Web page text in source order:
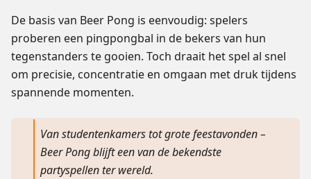
De basis van Beer Pong is eenvoudig: spelers
proberen een pingpongbal in de bekers van hun
tegenstanders te gooien. Toch draait het spel al snel
om precisie, concentratie en omgaan met druk tijdens
spannende momenten.
Van studentenkamers tot grote feestavonden –
Beer Pong blijft een van de bekendste
partyspellen ter wereld.